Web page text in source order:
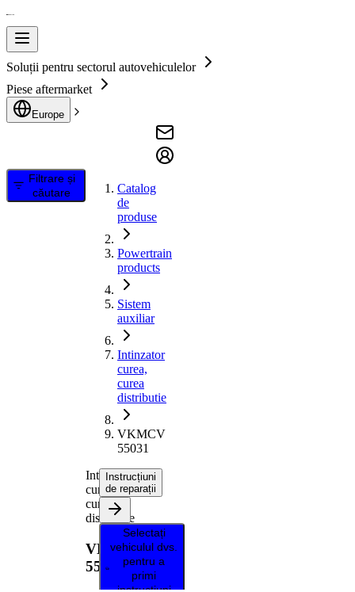
Soluții pentru sectorul autovehiculelor
Piese aftermarket
Europe
Filtrare și
căutare
Catalog
de
produse
Powertrain
products
Sistem
auxiliar
Intinzator
curea,
curea
distributie
VKMCV
55031
Intinzator
curea,
curea
distributie
VKMCV
55031
Instrucțiuni
de reparații
Selectați
vehiculul dvs.
pentru a
primi